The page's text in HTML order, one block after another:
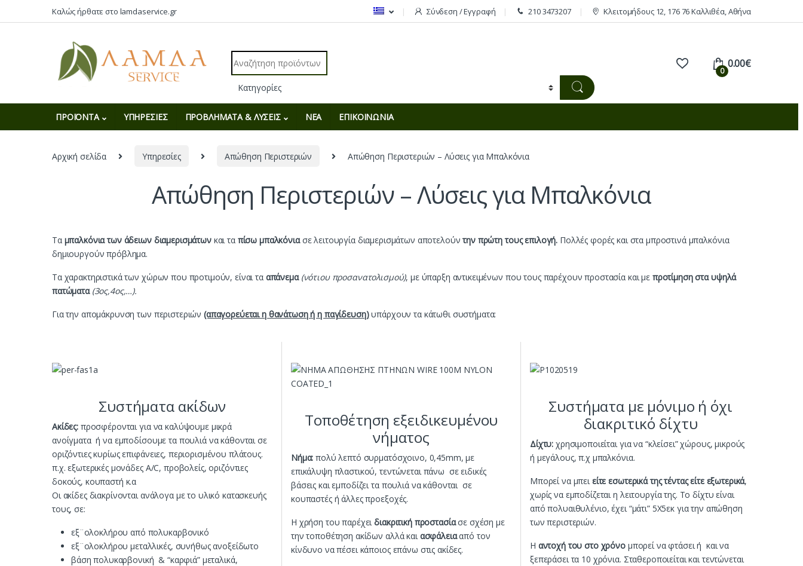
Skip to navigation
Skip to contentΚαλώς ήρθατε στο lamdaservice.gr Σύνδεση / Εγγραφή 210 3473207 Κλειτομήδους 12, 176 76 Καλλιθέα, Αθήνα
Search for:
0
0.00€
ΠΡΟΪΟΝΤΑ ΥΠΗΡΕΣΙΕΣ ΠΡΟΒΛΗΜΑΤΑ & ΛΥΣΕΙΣ ΝΕΑ ΕΠΙΚΟΙΝΩΝΙΑ
Αρχική σελίδα Υπηρεσίες Απώθηση Περιστεριών Απώθηση Περιστεριών – Λύσεις για Μπαλκόνια
Απώθηση Περιστεριών – Λύσεις για Μπαλκόνια
Τα μπαλκόνια των άδειων διαμερισμάτωνκαι ταπίσω μπαλκόνιασε λειτουργία διαμερισμάτων αποτελούντην πρώτη τους επιλογή. Πολλές φορές και στα μπροστινά μπαλκόνια
δημιουργούν πρόβλημα.
Τα χαρακτηριστικά των χώρων που προτιμούν, είναι τα απάνεμα (νότιου προσανατολισμού), με ύπαρξη αντικειμένων που τους παρέχουν προστασία και με προτίμηση στα υψηλά
πατώματα(3ος,4ος,…).
Για την απομάκρυνση των περιστεριών (απαγορεύεται η θανάτωση ή η παγίδευση)υπάρχουν τα κάτωθι συστήματα:
Συστήματα ακίδων
Aκίδες: προσφέρονται για να καλύψουμε μικρά
ανοίγματα ή να εμποδίσουμε τα πουλιά να κάθονται σε
οριζόντιες κυρίως επιφάνειες, περιορισμένου πλάτους.
π.χ. εξωτερικές μονάδες A/C, προβολείς, οριζόντιες
δοκούς, κουπαστή κ.α
Οι ακίδες διακρίνονται ανάλογα με το υλικό κατασκευής
τους, σε:
εξ¨ολοκλήρου από πολυκαρβονικό
εξ¨ολοκλήρου μεταλλικές, συνήθως ανοξείδωτο
βάση πολυκαρβονική & “καρφιά” μεταλικά,
Τοποθέτηση εξειδικευμένου
νήματος
Νήμα:πολύ λεπτό συρματόσχοινο, 0,45mm, με
επικάλυψη πλαστικού, τεντώνεται πάνω σε ειδικές
βάσεις και εμποδίζει τα πουλιά να κάθονται σε
κουπαστές ή άλλες προεξοχές.
Η χρήση του παρέχειδιακριτική προστασίασε σχέση με
την τοποθέτηση ακίδων αλλά και ασφάλειααπό τον
κίνδυνο να πέσει κάποιος επάνω στις ακίδες.
Συστήματα με μόνιμο ή όχι
διακριτικό δίχτυ
Δίχτυ:χρησιμοποιείται για να “κλείσει” χώρους, μικρούς
ή μεγάλους, π.χ μπαλκόνια.
Μπορεί να μπει είτε εσωτερικά της τέντας είτε εξωτερικά,
χωρίς να εμποδίζεται η λειτουργία της. Το δίχτυ είναι
από πολυαιθυλένιο, έχει “μάτι” 5Χ5εκ για την απώθηση
των περιστεριών.
Η αντοχή του στο χρόνομπορεί να φτάσει ή και να
ξεπεράσει τα 10 χρόνια. Σταθεροποιείται και τεντώνεται